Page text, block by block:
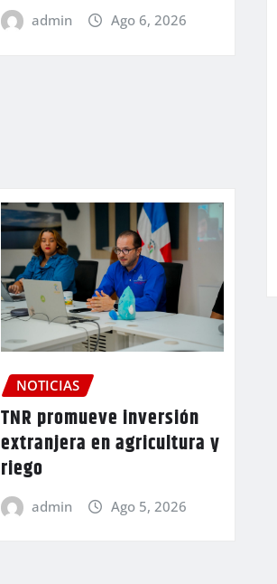
admin Ago 6, 2026
NOTICIAS
TNR promueve inversión
extranjera en agricultura y
riego
admin Ago 5, 2026